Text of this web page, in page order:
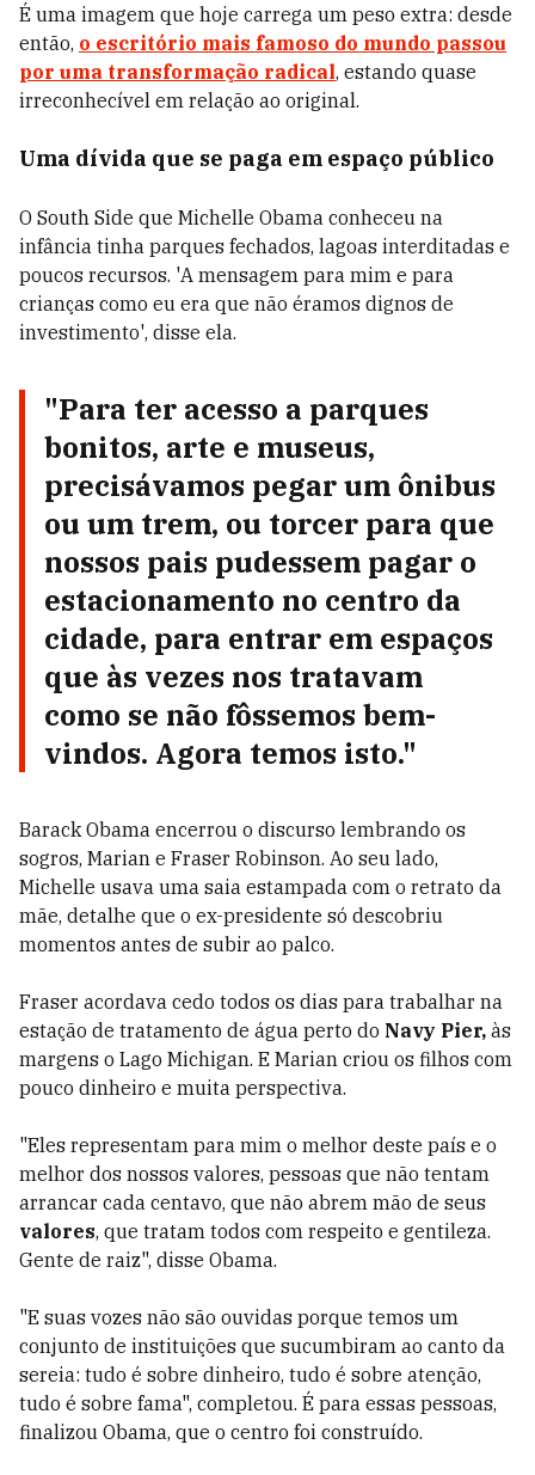
É uma imagem que hoje carrega um peso extra: desde
então, o escritório mais famoso do mundo passou
por uma transformação radical, estando quase
irreconhecível em relação ao original.
Uma dívida que se paga em espaço público
O South Side que Michelle Obama conheceu na
infância tinha parques fechados, lagoas interditadas e
poucos recursos. 'A mensagem para mim e para
crianças como eu era que não éramos dignos de
investimento', disse ela.
"Para ter acesso a parques
bonitos, arte e museus,
precisávamos pegar um ônibus
ou um trem, ou torcer para que
nossos pais pudessem pagar o
estacionamento no centro da
cidade, para entrar em espaços
que às vezes nos tratavam
como se não fôssemos bem-
vindos. Agora temos isto."
Barack Obama encerrou o discurso lembrando os
sogros, Marian e Fraser Robinson. Ao seu lado,
Michelle usava uma saia estampada com o retrato da
mãe, detalhe que o ex-presidente só descobriu
momentos antes de subir ao palco.
Fraser acordava cedo todos os dias para trabalhar na
estação de tratamento de água perto do Navy Pier, às
margens o Lago Michigan. E Marian criou os filhos com
pouco dinheiro e muita perspectiva.
"Eles representam para mim o melhor deste país e o
melhor dos nossos valores, pessoas que não tentam
arrancar cada centavo, que não abrem mão de seus
valores, que tratam todos com respeito e gentileza.
Gente de raiz", disse Obama.
"E suas vozes não são ouvidas porque temos um
conjunto de instituições que sucumbiram ao canto da
sereia: tudo é sobre dinheiro, tudo é sobre atenção,
tudo é sobre fama", completou. É para essas pessoas,
finalizou Obama, que o centro foi construído.